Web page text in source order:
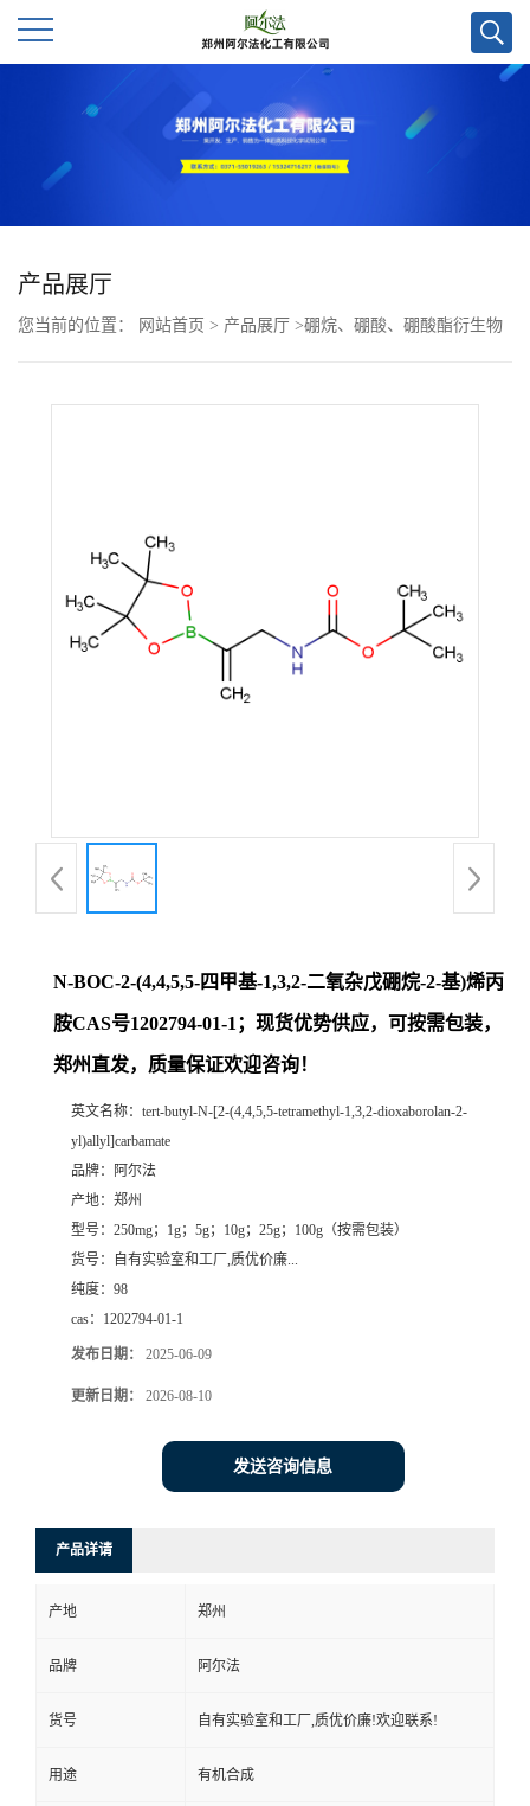
公
厅
产品展厅
您当前的位置： 网站首页 > 产品展厅 >硼烷、硼酸、硼酸酯衍生物
N-BOC-2-(4,4,5,5-四甲基-1,3,2-二氧杂戊硼烷-2-基)烯丙
胺CAS号1202794-01-1；现货优势供应，可按需包装，
郑州直发，质量保证欢迎咨询！
英文名称： tert-butyl-N-[2-(4,4,5,5-tetramethyl-1,3,2-dioxaborolan-2-
yl)allyl]carbamate
品牌：
阿尔法
产地： 郑州
型号： 250mg；1g；5g；10g；25g；100g（按需包装）
货号：
自有实验室和工厂,质优价廉...
纯度： 98
cas： 1202794-01-1
发布日期： 2025-06-09
更新日期： 2026-08-10
发送咨询信息
产品详请
产地 郑州
品牌 阿尔法
货号 自有实验室和工厂,质优价廉!欢迎联系!
用途 有机合成